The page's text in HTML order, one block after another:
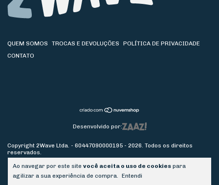
Ao navegar por este site você aceita o uso de cookies para
agilizar a sua experiência de compra. Entendi
QUEM SOMOS TROCAS E DEVOLUÇÕES
POLÍTICA DE PRIVACIDADE
CONTATO
Desenvolvido por:
Copyright 2Wave Ltda. - 60447090000195 - 2026. Todos os direitos
reservados.